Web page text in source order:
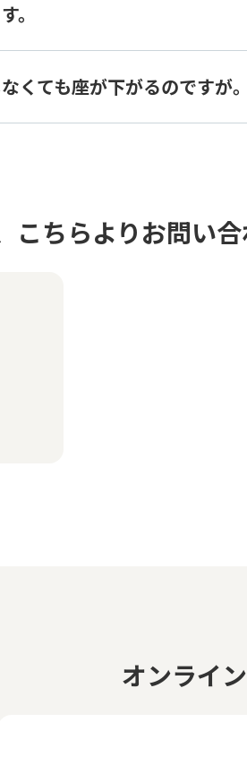
。
くても座が下がるのですが。
こちらよりお問い
オンライ